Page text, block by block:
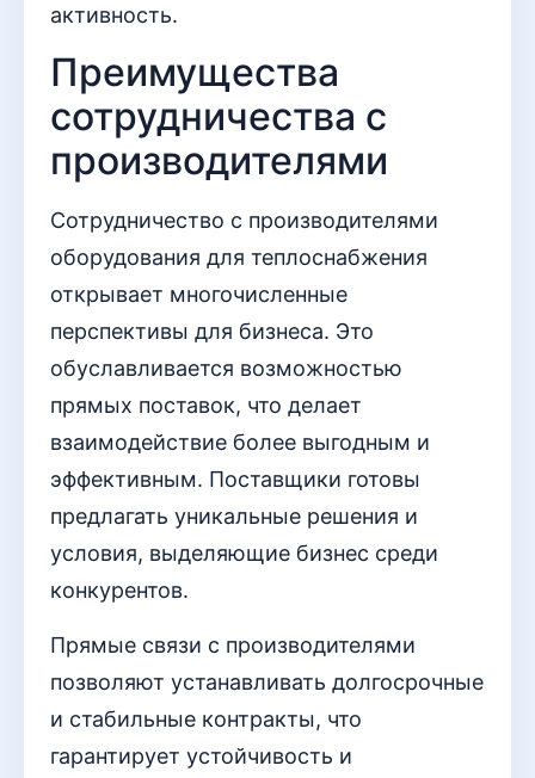
активность.
Преимущества
сотрудничества с
производителями
Сотрудничество с производителями
оборудования для теплоснабжения
открывает многочисленные
перспективы для бизнеса. Это
обуславливается возможностью
прямых поставок, что делает
взаимодействие более выгодным и
эффективным. Поставщики готовы
предлагать уникальные решения и
условия, выделяющие бизнес среди
конкурентов.
Прямые связи с производителями
позволяют устанавливать долгосрочные
и стабильные контракты, что
гарантирует устойчивость и